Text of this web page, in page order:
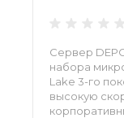
Сервер
на­бора
Lаkе 3-го
высокую